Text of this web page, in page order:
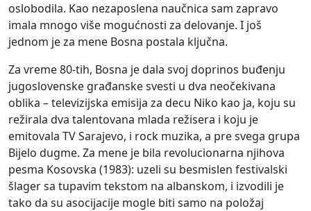
oslobodila. Kao nezaposlena naučnica sam zapravo
imala mnogo više mogućnosti za delovanje. I još
jednom je za mene Bosna postala ključna.
Za vreme 80-tih, Bosna je dala svoj doprinos buđenju
jugoslovenske građanske svesti u dva neočekivana
oblika – televizijska emisija za decu Niko kao ja, koju su
režirala dva talentovana mlada režisera i koju je
emitovala TV Sarajevo, i rock muzika, a pre svega grupa
Bijelo dugme. Za mene je bila revolucionarna njihova
pesma Kosovska (1983): uzeli su besmislen festivalski
šlager sa tupavim tekstom na albanskom, i izvodili je
tako da su asocijacije mogle biti samo na položaj